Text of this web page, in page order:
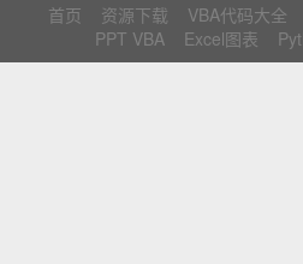
首页
资源下载 VBA代码大全
PPT VBA
Excel图表